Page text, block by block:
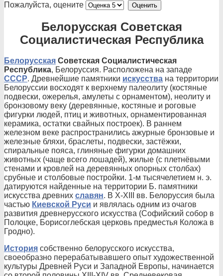
Пожалуйста, оцените
Белорусская Советская
Социалистическая Республика
Белорусская Советская Социалистическая
Республика, Белоруссия. Расположена на западе
СССР. Древнейшие памятники искусства на территории
Белоруссии восходят к верхнему палеолиту (костяные
подвески, ожерелья, амулеты с орнаментом), неолиту и
бронзовому веку (деревянные, костяные и роговые
фигурки людей, птиц и животных, орнаментированная
керамика, остатки свайных построек). В раннем
железном веке распространились ажурные бронзовые и
железные бляхи, браслеты, подвески, застёжки,
спиральные пояса, глиняные фигурки домашних
животных (чаще всего лошадей), жилые (с плетнёвыми
стенами и кровлей на деревянных опорных столбах)
срубные и столбовые постройки. 1-м тысячелетием н. э.
датируются найденные на территории Б. памятники
искусства древних славян. В X-XIII вв. Белоруссия была
частью Киевской Руси и являлась одним из очагов
развития древнерусского искусства (Софийский собор в
Полоцке, Борисоглебская церковь предместья Коложа в
Гродно).
История собственно белорусского искусства,
своеобразно перерабатывавшего опыт художественной
культуры Древней Руси и Западной Европы, начинается